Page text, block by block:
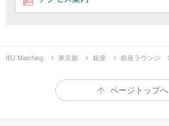
24 24
IBJ Matching 東京都 銀座 銀座ラウンジ
ページトップへ